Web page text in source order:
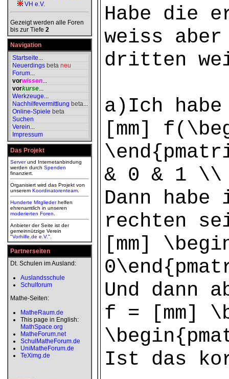
VH e.V.
Gezeigt werden alle Foren
bis zur Tiefe 2
Navigation
Startseite...
Neuerdings beta neu
Forum...
vorwissen...
vorkurse...
Werkzeuge...
Nachhilfevermittlung beta...
Online-Spiele beta
Suchen
Verein...
Impressum
Das Projekt
Serverund Internetanbindung
werden durch Spenden
finanziert.
Organisiert wird das Projekt von
unserem Koordinatorenteam
Hunderte Mitgliederhelfen
ehrenamtlich in unseren
moderierten Foren
Anbieter der Seite ist der
gemeinnützige Verein
"Vorhilfe.de e.V.".
Partnerseiten
Dt. Schulen im Ausland:
Auslandsschule
Schulforum
Mathe-Seiten:
MatheRaum.de
This page in English:
MathSpace.org
MatheForum.net
SchulMatheForum.de
UniMatheForum.de
TeXimg.de
Habe die
weiss
dritten
a)Ich
[mm]
& 0 & 1 \\
Dann
rechten
[mm]
Und dann
f = [mm]
Ist das